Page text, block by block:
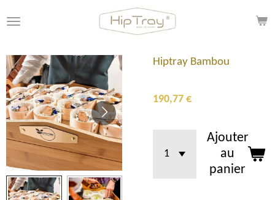
au
principal
Hiptray Bambou
190,77 €
Ajouter
au
panier